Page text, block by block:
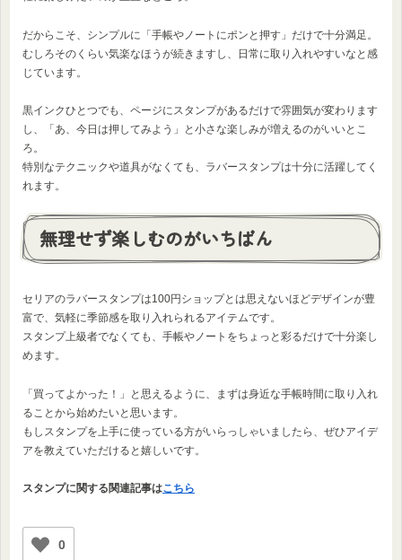
だからこそ、シンプルに「手帳やノートにポンと押す」だけで十分満足。
むしろそのくらい気楽なほうが続きますし、日常に取り入れやすいなと感
じています。
黒インクひとつでも、ページにスタンプがあるだけで雰囲気が変わります
し、「あ、今日は押してみよう」と小さな楽しみが増えるのがいいとこ
ろ。
特別なテクニックや道具がなくても、ラバースタンプは十分に活躍してく
れます。
無理せず楽しむのがいちばん
セリアのラバースタンプは100円ショップとは思えないほどデザインが豊
富で、気軽に季節感を取り入れられるアイテムです。
スタンプ上級者でなくても、手帳やノートをちょっと彩るだけで十分楽し
めます。
「買ってよかった！」と思えるように、まずは身近な手帳時間に取り入れ
ることから始めたいと思います。
もしスタンプを上手に使っている方がいらっしゃいましたら、ぜひアイデ
アを教えていただけると嬉しいです。
スタンプに関する関連記事はこちら
0